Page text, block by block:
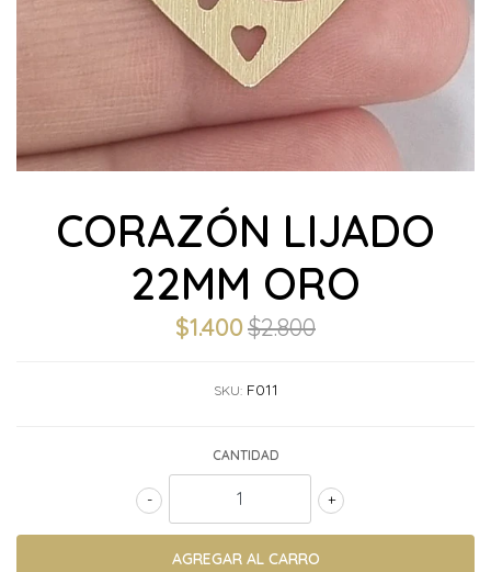
CORAZÓN LIJADO
22MM ORO
$1.400$2.800
SKU: F011
CANTIDAD
+
-